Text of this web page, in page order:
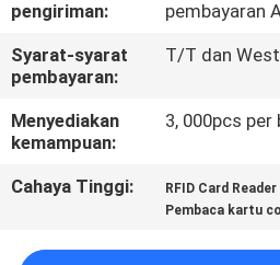
HUBUNGI
KAMI
PERMINTAAN
PENAWARAN
pengiriman:
pembayaran
Syarat-syarat
pembayaran:
T/T dan
Menyediakan
kemampuan:
3, 000pcs per
Cahaya Tinggi: RFID Card
Pembaca kartu